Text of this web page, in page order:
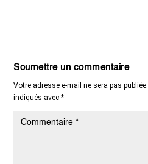
Soumettre un commentaire
Votre adresse e-mail ne sera pas publiée.
indiqués avec*